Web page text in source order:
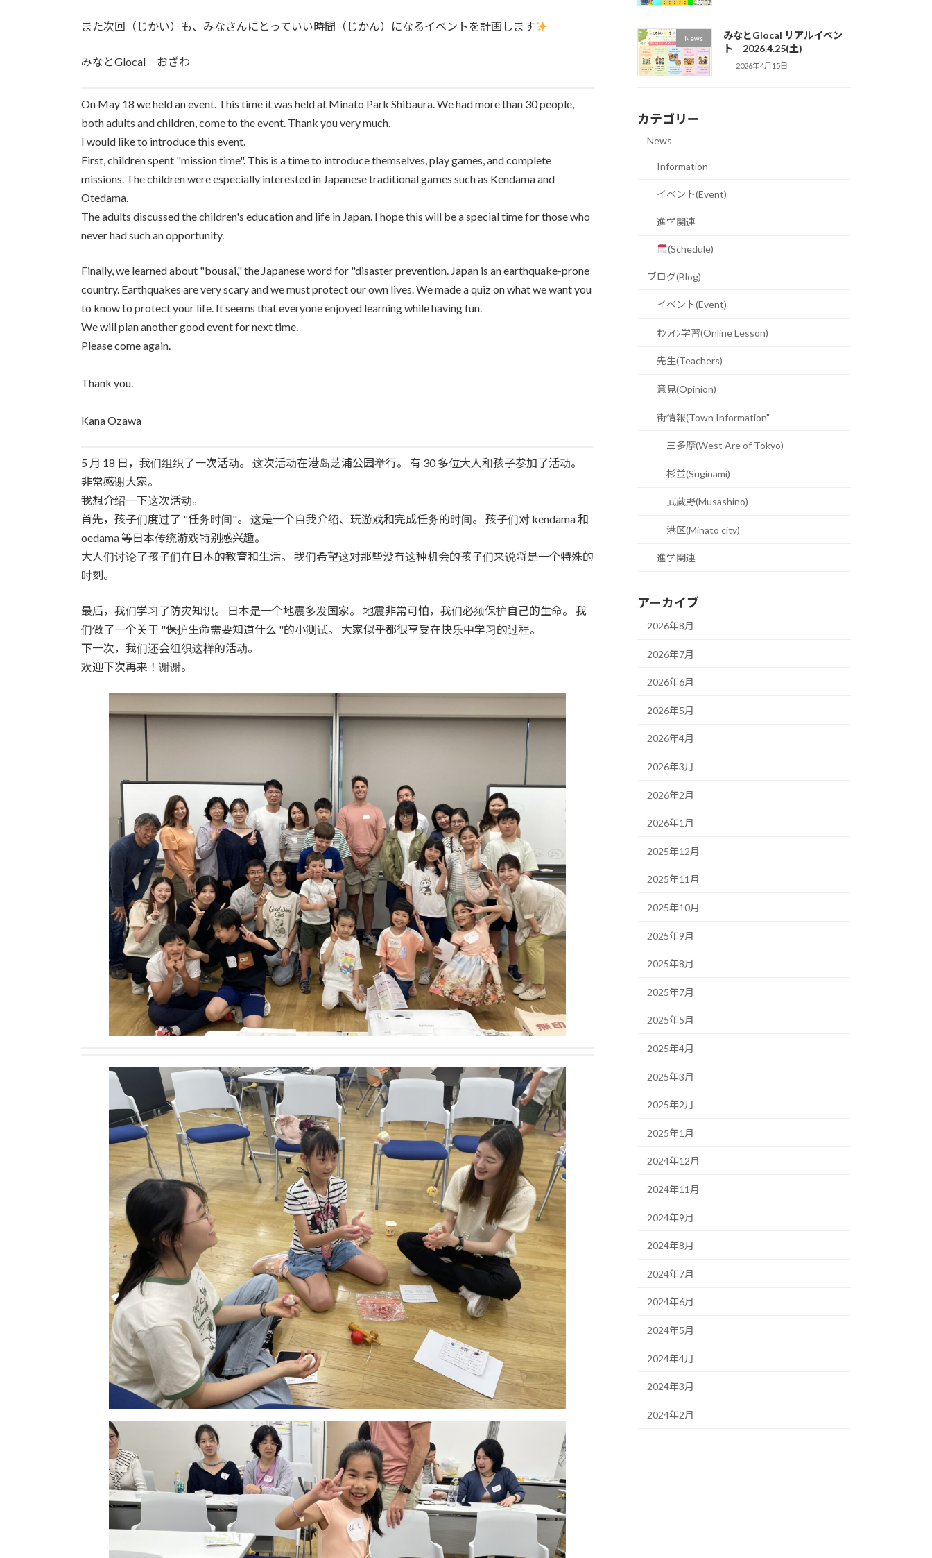
また次回（じかい）も、みなさんにとっていい時間（じかん）になるイベントを計画します
みなとGlocal おざわ
On May 18 we held an event. This time it was held at Minato Park Shibaura. We had more than 30 people,
both adults and children, come to the event. Thank you very much.
I would like to introduce this event.
First, children spent "mission time". This is a time to introduce themselves, play games, and complete
missions. The children were especially interested in Japanese traditional games such as Kendama and
Otedama.
The adults discussed the children's education and life in Japan. I hope this will be a special time for those who
never had such an opportunity.
Finally, we learned about "bousai," the Japanese word for "disaster prevention. Japan is an earthquake-prone
country. Earthquakes are very scary and we must protect our own lives. We made a quiz on what we want you
to know to protect your life. It seems that everyone enjoyed learning while having fun.
We will plan another good event for next time.
Please come again.
Thank you.
Kana Ozawa
5 月 18 日，我们组织了一次活动。 这次活动在港岛芝浦公园举行。 有 30 多位大人和孩子参加了活动。
非常感谢大家。
我想介绍一下这次活动。
首先，孩子们度过了 "任务时间"。 这是一个自我介绍、玩游戏和完成任务的时间。 孩子们对 kendama 和
oedama 等日本传统游戏特别感兴趣。
大人们讨论了孩子们在日本的教育和生活。 我们希望这对那些没有这种机会的孩子们来说将是一个特殊的
时刻。
最后，我们学习了防灾知识。 日本是一个地震多发国家。 地震非常可怕，我们必须保护自己的生命。 我
们做了一个关于 "保护生命需要知道什么 "的小测试。 大家似乎都很享受在快乐中学习的过程。
下一次，我们还会组织这样的活动。
欢迎下次再来！谢谢。
News
みなとGlocal リアルイベン
ト 2026.4.25(土)
2026年4月15日
カテゴリー
News
Information
イベント(Event)
進学関連
(Schedule)
ブログ(Blog)
イベント(Event)
ｵﾝﾗｲﾝ学習(Online Lesson)
先生(Teachers)
意見(Opinion)
街情報(Town Information"
三多摩(West Are of Tokyo)
杉並(Suginami)
武蔵野(Musashino)
港区(Minato city)
進学関連
アーカイブ
2026年8月
2026年7月
2026年6月
2026年5月
2026年4月
2026年3月
2026年2月
2026年1月
2025年12月
2025年11月
2025年10月
2025年9月
2025年8月
2025年7月
2025年5月
2025年4月
2025年3月
2025年2月
2025年1月
2024年12月
2024年11月
2024年9月
2024年8月
2024年7月
2024年6月
2024年5月
2024年4月
2024年3月
2024年2月